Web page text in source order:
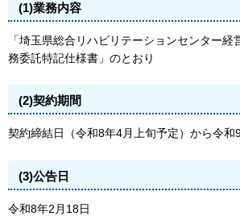
(1)業務内容
「埼玉県総合リハビリテーションセンター
務委託特記仕様書」のとおり
(2)契約期間
契約締結日（令和8年4月上旬予定）から令和
(3)公告日
令和8年2月18日